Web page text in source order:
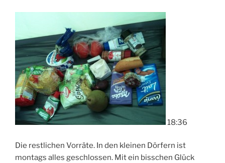
18:36
Die restlichen Vorräte. In den kleinen Dörfern ist
montags alles geschlossen. Mit ein bisschen Glück